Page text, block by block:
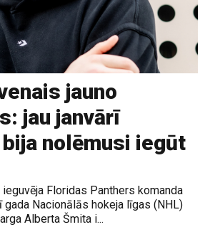
jauno
jau janvārī
bija nolēmusi iegūt
Floridas Panthers komanda
Nacionālās hokeja līgas (NHL)
Alberta Šmita i...